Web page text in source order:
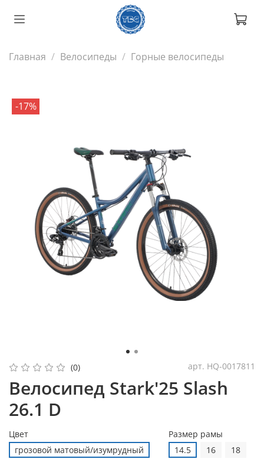
Главная Велосипеды Горные велосипеды
-17%
(0) арт. HQ-0017811
Велосипед Stark'25 Slash
26.1 D
Цвет
грозовой матовый/изумрудный
Размер рамы
14.5
16 18